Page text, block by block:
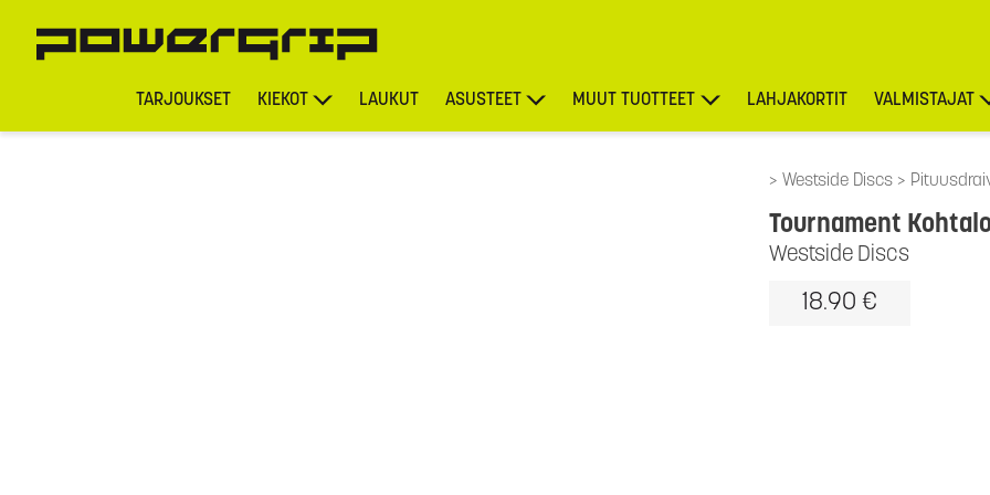
TARJOUKSET KIEKOT LAUKUT ASUSTEET MUUT TUOTTEET LAHJAKORTIT VALMISTAJAT
Westside Discs
Westside Discs
Tournament
18.90 €